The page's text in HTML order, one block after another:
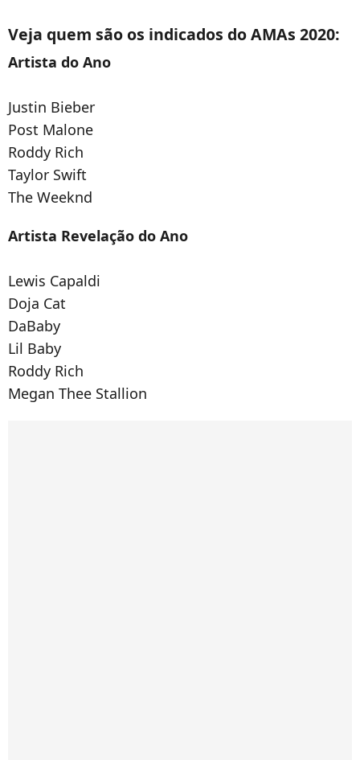
Veja quem são os indicados do AMAs 2020:
Artista do Ano
Justin Bieber
Post Malone
Roddy Rich
Taylor Swift
The Weeknd
Artista Revelação do Ano
Lewis Capaldi
Doja Cat
DaBaby
Lil Baby
Roddy Rich
Megan Thee Stallion